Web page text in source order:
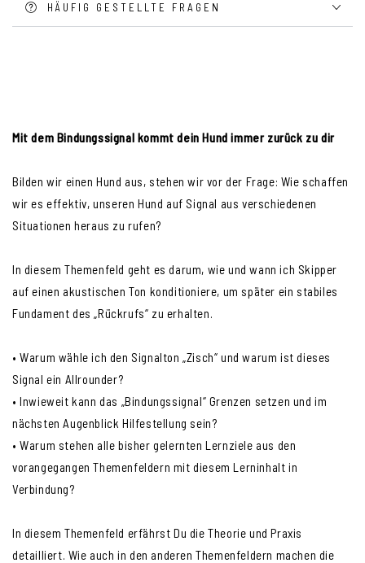
kommt
kommt
HÄUFIG GESTELLTE FRAGEN
Mit dem Bindungssignal kommt dein Hund immer zurück zu dir
Bilden wir einen Hund aus, stehen wir vor der Frage: Wie schaffen
wir es effektiv, unseren Hund auf Signal aus verschiedenen
Situationen heraus zu rufen?
In diesem Themenfeld geht es darum, wie und wann ich Skipper
auf einen akustischen Ton konditioniere, um später ein stabiles
Fundament des „Rückrufs“ zu erhalten.
• Warum wähle ich den Signalton „Zisch“ und warum ist dieses
Signal ein Allrounder?
• Inwieweit kann das „Bindungssignal“ Grenzen setzen und im
nächsten Augenblick Hilfestellung sein?
• Warum stehen alle bisher gelernten Lernziele aus den
vorangegangen Themenfeldern mit diesem Lerninhalt in
Verbindung?
In diesem Themenfeld erfährst Du die Theorie und Praxis
detailliert. Wie auch in den anderen Themenfeldern machen die